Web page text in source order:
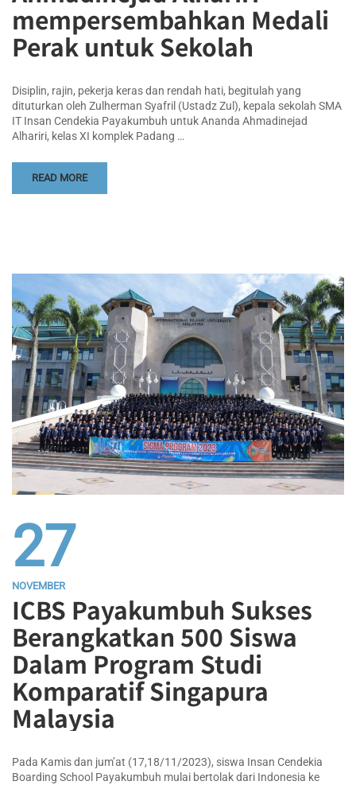
mempersembahkan Medali
Perak untuk Sekolah
Disiplin, rajin, pekerja keras dan rendah hati, begitulah yang
dituturkan oleh Zulherman Syafril (Ustadz Zul), kepala sekolah SMA
IT Insan Cendekia Payakumbuh untuk Ananda Ahmadinejad
Alhariri, kelas XI komplek Padang …
READ MORE
27
NOVEMBER
ICBS Payakumbuh Sukses
Berangkatkan 500 Siswa
Dalam Program Studi
Komparatif Singapura
Malaysia
Pada Kamis dan jum’at (17,18/11/2023), siswa Insan Cendekia
Boarding School Payakumbuh mulai bertolak dari Indonesia ke